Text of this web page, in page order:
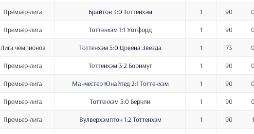
Премьер-лига Брайтон 3:0 Тоттенхэм 1 90 0
Премьер-лига Тоттенхэм 1:1 Уотфорд 1 90 0
Лига чемпионов Тоттенхэм 5:0 Црвена Звезда 1 73 0
Премьер-лига Тоттенхэм 3:2 Борнмут 1 90 0
Премьер-лига Манчестер Юнайтед 2:1 Тоттенхэм 1 90 0
Премьер-лига Тоттенхэм 5:0 Бернли 1 90 0
Премьер-лига Вулверхэмптон 1:2 Тоттенхэм 1 90 1